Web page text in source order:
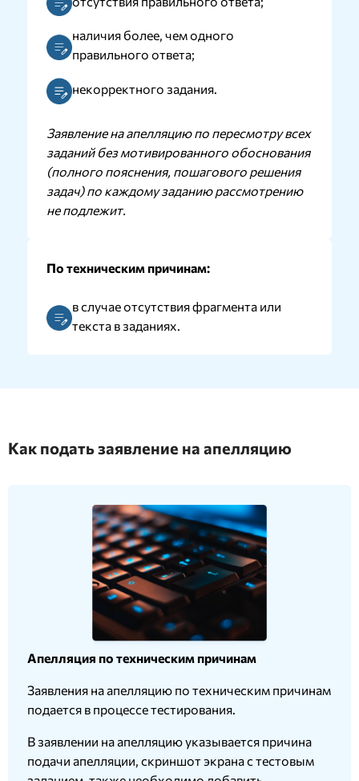
наличия более, чем одного
правильного ответа;
некорректного задания.
Заявление на апелляцию по пересмотру всех
заданий без мотивированного обоснования
(полного пояснения, пошагового решения
задач) по каждому заданию рассмотрению
не подлежит.
По техническим причинам:
в случае отсутствия фрагмента или
текста в заданиях.
Как подать заявление на апелляцию
Апелляция по техническим причинам
Заявления на апелляцию по техническим причинам
подается в процессе тестирования.
В заявлении на апелляцию указывается причина
подачи апелляции, скриншот экрана с тестовым